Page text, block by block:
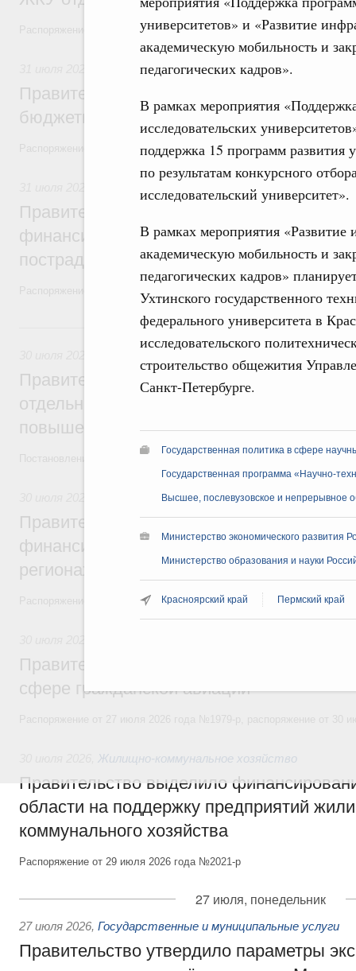
университетов» и «Развитие
академическую мобильность и
педагогических кадров».
В рамках мероприятия
исследовательских
поддержка 15 программ развития
по результатам конкурсного
исследовательский университет».
В рамках мероприятия
академическую мобильность и
педагогических кадров»
Ухтинского государственного
федерального университета в
исследовательского
строительство общежития
Санкт-Петербурге.
Государственная политика в сфере
Государственная программа «Научно-
Высшее, послевузовское и непрерывное
Министерство экономического развития
Министерство образования и науки
Красноярский край Пермский край
Распоряжение от 30 июля 2026 года №2032-р
Бюджеты субъектов Федерации.
Правительство спишет часть
бюджетным кредитам ещё двум
Распоряжение от 29 июля 2026 года №2016-р
Чрезвычайные ситуации и ликвидация их
Правительство выделило
финансирование Дагестану и Чечне на
пострадавшим от наводнения
Распоряжение от 28 июля 2026 года №1999-р и распоряжение от
30 июля, четверг
Правительство ввело новый временный
отдельных видов топлива и утвердило
повышения доступности нефтепродуктов
Постановления от 30 июля 2026 года №952, №953, №954
Малое и среднее предпринимательство
Правительство выделило
финансирование на поддержку бизнеса
регионах
Распоряжение от 30 июля 2026 года №2031-р
Правительство профинансирует
сфере гражданской авиации
Жилищно-коммунальное хозяйство
Правительство выделило
области на поддержку предприятий
коммунального хозяйства
Распоряжение от 29 июля 2026 года №2021-р
27 июля, понедельник
27 июля 2026, Государственные и муниципальные услуги
Правительство утвердило параметры